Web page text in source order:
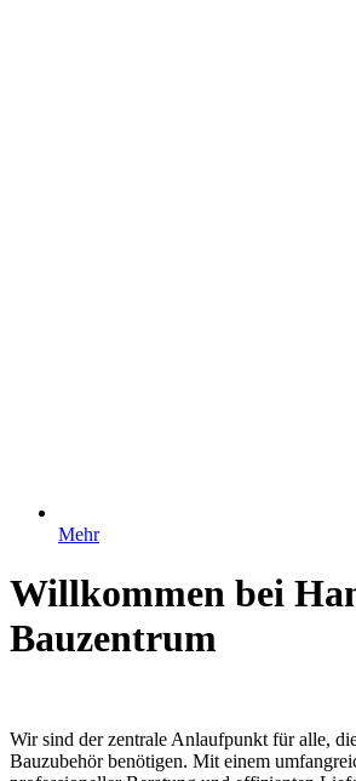
Mehr
Willkommen bei
Bauzentrum
Wir sind der zentrale Anlaufpunkt für alle,
Bauzubehör benötigen. Mit einem